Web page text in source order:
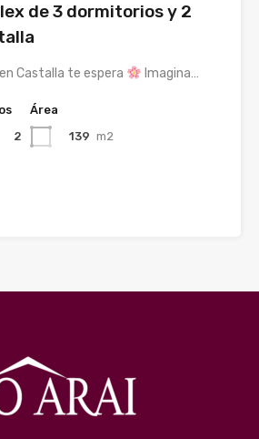
de 3 dormitorios y 2
Castalla te espera Imagina…
2
Área
139 m2